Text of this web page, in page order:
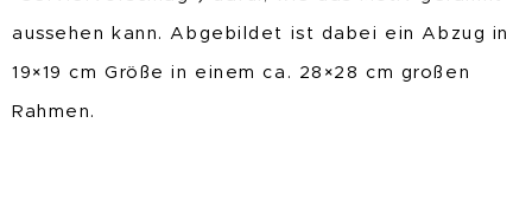
aussehen kann. Abgebildet ist dabei ein Abzug in
19×19 cm Größe in einem ca. 28×28 cm großen
Rahmen.